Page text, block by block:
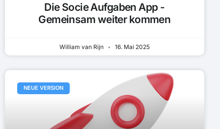
Die Socie Aufgaben App -
Gemeinsam weiter kommen
William van Rijn 16. Mai 2025
NEUE VERSION